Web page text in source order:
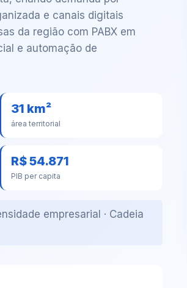
e canais digitais
da região com PABX em
e automação de
31 km²
área territorial
R$ 54.871
PIB per capita
empresarial · Cadeia